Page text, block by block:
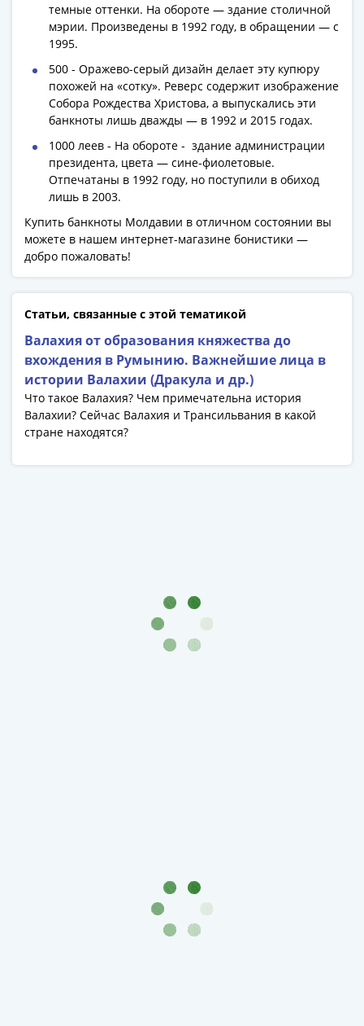
Гражданская
Банкноты
царской
Частные
выпуски
Банкноты
красивыми
номерами
Лотерейные
билеты
Евросувенир
евро"
Облигации
акции
Чеки
купоны
темные оттенки. На обороте — здание столичной
мэрии. Произведены в 1992 году, в обращении — с
1995.
500 - Оражево-серый дизайн делает эту купюру
похожей на «сотку». Реверс содержит изображение
Собора Рождества Христова, а выпускались эти
банкноты лишь дважды — в 1992 и 2015 годах.
1000 леев - На обороте - здание администрации
президента, цвета — сине-фиолетовые.
Отпечатаны в 1992 году, но поступили в обиход
лишь в 2003.
Купить банкноты Молдавии в отличном состоянии вы
можете в нашем интернет-магазине бонистики —
добро пожаловать!
Статьи, связанные с этой тематикой
Валахия от образования княжества до
вхождения в Румынию. Важнейшие лица в
истории Валахии (Дракула и др.)
Что такое Валахия? Чем примечательна история
Валахии? Сейчас Валахия и Трансильвания в какой
стране находятся?